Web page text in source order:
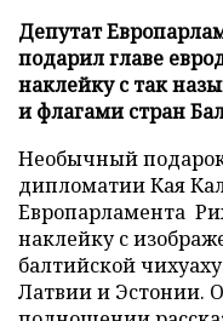
Депутат
подарил главе
наклейку с так
и флагами стран
Необычный
дипломатии Кая
Европарламента
наклейку с
балтийской
Латвии и Эстонии.